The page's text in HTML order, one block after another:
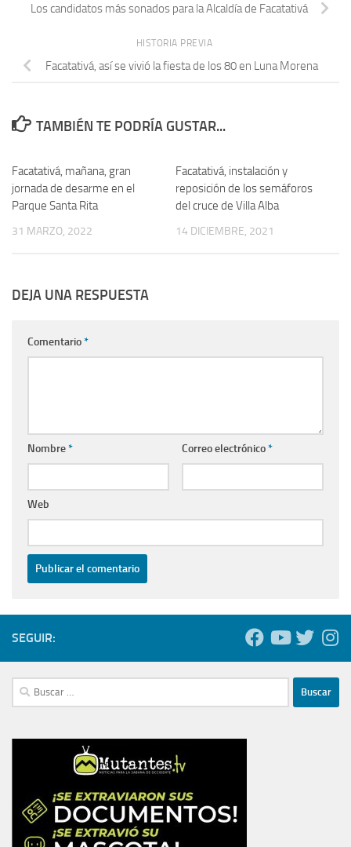
Los candidatos más sonados para la Alcaldía de Facatativá
HISTORIA PREVIA
Facatativá, así se vivió la fiesta de los 80 en Luna Morena
TAMBIÉN TE PODRÍA GUSTAR...
Facatativá, mañana, gran
jornada de desarme en el
Parque Santa Rita
31 MARZO, 2022
Facatativá, instalación y
reposición de los semáforos
del cruce de Villa Alba
14 DICIEMBRE, 2021
DEJA UNA RESPUESTA
Comentario*
Nombre* Correo electrónico*
Web
SEGUIR:
Buscar: